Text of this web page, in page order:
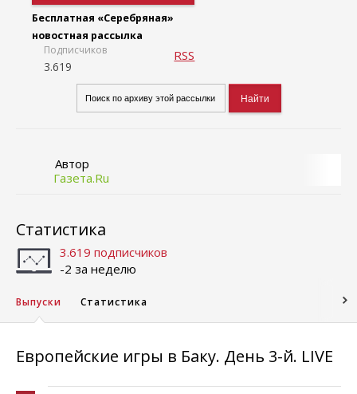
Бесплатная «Серебряная»
новостная рассылка
Подписчиков
3.619
RSS
Автор
Газета.Ru
Статистика
3.619 подписчиков
-2 за неделю
Выпуски Статистика
Европейские игры в Баку. День 3-й. LIVE